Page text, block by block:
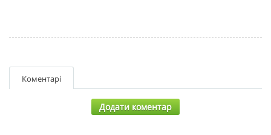
Коментарі
Додати коментар